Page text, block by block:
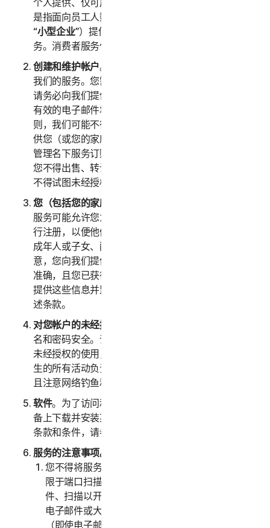
个人提供、仅可用于家庭用途的任何服务。“
是指面向员工人数不超过五十 (50) 人的企业（以下称
“小型企业”）提供、仅可内部用于商业用途的任何服
务。消费者服务仅适用于消费者，不适用于小型企业。
创建和维护帐户。您必须年满 18 周岁才能访问和使用
我们的服务。您需要创建一个帐户来访问和使用服务。
请务必向我们提供准确、完整且最新的帐户信息（包括
有效的电子邮件地址），并且及时更新此类信息。否
则，我们可能不得不暂停或终止您的帐户。您的帐户仅
供您（或您的家庭成员或企业，视具体服务而定）用于
管理名下服务订购，不得由其他第三方用于任何目的。
您不得出售、转让或允许其他人使用您的帐户凭据。您
不得试图未经授权访问其他用户的帐户。
您（包括您的家庭或小型企业）的信息的准确性。
服务可能允许您为家庭成员/小型企业员工或其设备进
行注册，以便他们使用服务。如果您为父母或长辈、未
成年人或子女、配偶或伴侣、员工进行注册，则您同
意，您向我们提供的关于您本人或上述人员的信息真实
准确，且您已获得上述人员正式授权以代表他们向我们
提供这些信息并监控他们的帐户。您还代表他们同意上
述条款。
对您帐户的未经授权访问
名和密码安全。请勿与他人共享此信息，一旦发现任何
未经授权的使用，请立即通知我们。您应对您帐户下发
生的所有活动负责。我们鼓励您确保您的在线安全，并
且注意网络钓鱼和第三方在线获取您信息的其他方式。
软件。为了访问和使用某些服务，可能需要您在注册设
备上下载并安装某些软件。关于适用于此类软件使用的
条款和条件，请参阅“第四部分 - 软件授权许可条款”。
服务的注意事项。
您不得将服务用于任何非法或欺诈目的，包括但不
限于端口扫描、发送垃圾邮件、发送许可式电子邮
件、扫描以开启中继或开启代理、发送未经请求的
电子邮件或大量发送的任何版本或类型的电子邮件
（即使电子邮件是通过第三方服务器进行路由）、